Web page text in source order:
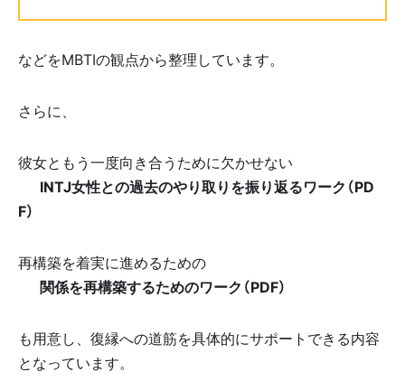
などをMBTIの観点から整理しています。
さらに、
彼女ともう一度向き合うために欠かせない
📎 INTJ女性との過去のやり取りを振り返るワーク（PD
F）
再構築を着実に進めるための
📎 関係を再構築するためのワーク（PDF）
も用意し、復縁への道筋を具体的にサポートできる内容
となっています。